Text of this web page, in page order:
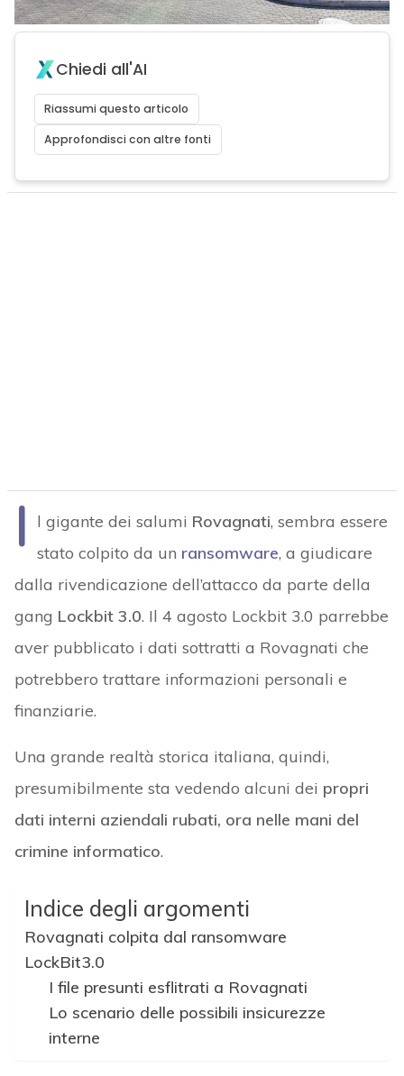
Chiedi all'AI
Riassumi questo articolo
Approfondisci con altre fonti
I l gigante dei salumi Rovagnati, sembra essere
stato colpito da un ransomware, a giudicare
dalla rivendicazione dell’attacco da parte della
gang Lockbit 3.0. Il 4 agosto Lockbit 3.0 parrebbe
aver pubblicato i dati sottratti a Rovagnati che
potrebbero trattare informazioni personali e
finanziarie.
Una grande realtà storica italiana, quindi,
presumibilmente sta vedendo alcuni dei propri
dati interni aziendali rubati, ora nelle mani del
crimine informatico.
Indice degli argomenti
Rovagnati colpita dal ransomware
LockBit3.0
I file presunti esflitrati a Rovagnati
Lo scenario delle possibili insicurezze
interne